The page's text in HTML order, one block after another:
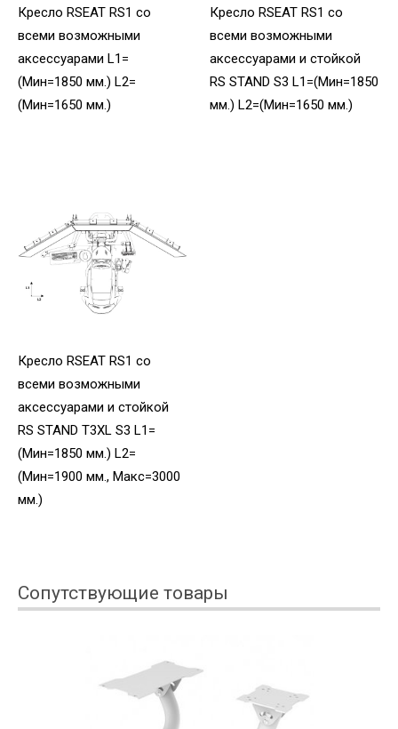
Кресло RSEAT RS1 со
всеми возможными
аксессуарами L1=
(Мин=1850 мм.) L2=
(Мин=1650 мм.)
Кресло RSEAT RS1 со
всеми возможными
аксессуарами и стойкой
RS STAND S3 L1=(Мин=1850
мм.) L2=(Мин=1650 мм.)
Кресло RSEAT RS1 со
всеми возможными
аксессуарами и стойкой
RS STAND T3XL S3 L1=
(Мин=1850 мм.) L2=
(Мин=1900 мм., Макс=3000
мм.)
Сопутствующие товары